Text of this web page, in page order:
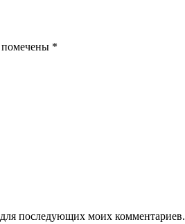
помечены *
последующих моих комментариев.